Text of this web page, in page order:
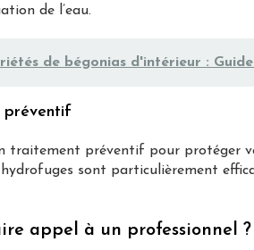
de l’eau.
de bégonias d'intérieur :
préventif
traitement préventif pour protéger
sont particulièrement
appel à un professionnel ?